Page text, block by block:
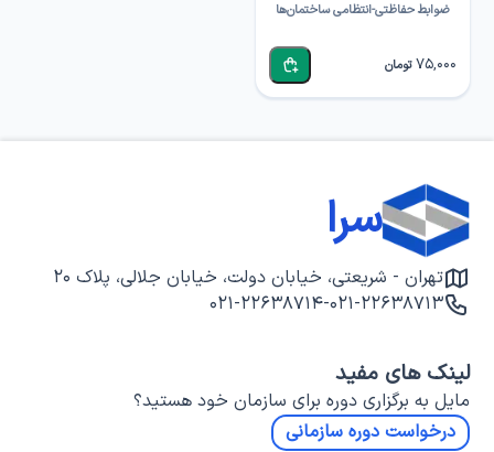
ضوابط حفاظتی-انتظامی ساختمان‌ها
75,000 تومان
سرا
تهران - شریعتی، خیابان دولت، خیابان جلالی، پلاک ۲۰
۰۲۱-۲۲۶۳۸۷۱۳-۰۲۱-۲۲۶۳۸۷۱۴
لینک های مفید
مایل به برگزاری دوره برای سازمان خود هستید؟
درخواست دوره سازمانی